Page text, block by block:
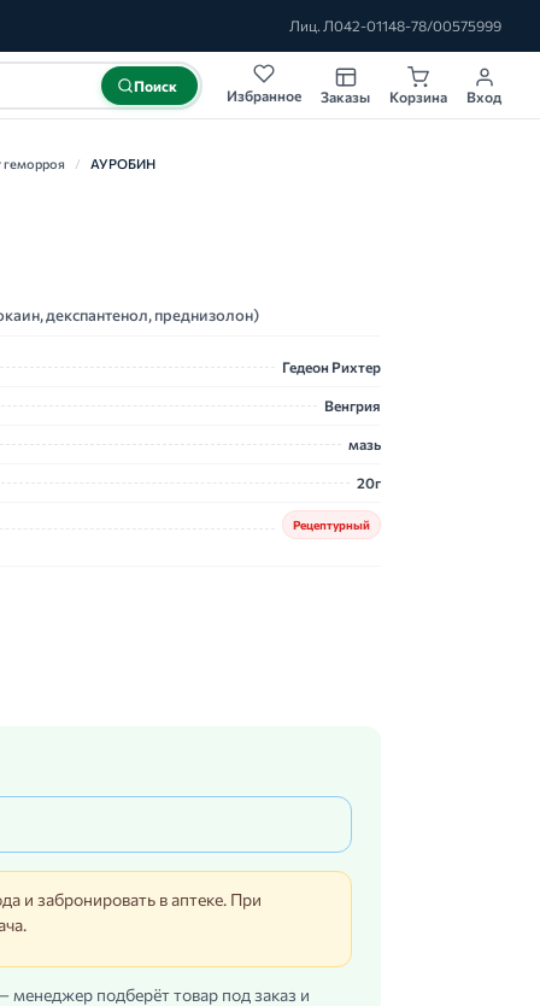
Лиц. Л042-01148-78/00575999
Поиск
Избранное Заказы Корзина Вход
геморроя / АУРОБИН
декспантенол, преднизолон)
Гедеон Рихтер
Венгрия
мазь
20г
Рецептурный
и забронировать в аптеке. При
менеджер подберёт товар под заказ и